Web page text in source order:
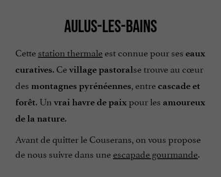
AULUS-LES-BAINS
Cettestation thermaleest connue pour ses eaux
curatives. Cevillage pastoralse trouve au cœur
des montagnes pyrénéennes , entrecascade et
forêt. Un vrai havre de paixpour les amoureux
de la nature.
Avant de quitter le Couserans, on vous propose
de nous suivre dans uneescapade gourmande.